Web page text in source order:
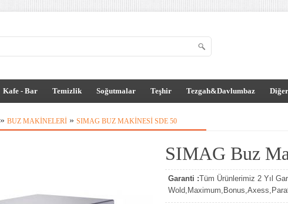
Kafe - Bar Temizlik Soğutmalar Teşhir Tezgah&Davlumbaz Diğer
» BUZ MAKINELERI » SIMAG BUZ MAKINESI SDE 50
SIMAG Buz
Garanti :Tüm Ürünlerimiz 2 Yıl